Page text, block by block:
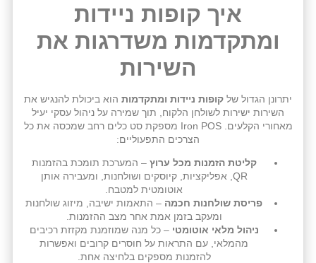
איך קופות ניידות
ומתקדמות משדרגות את
השירות
יתרונן הגדול של קופות ניידות ומתקדמות הוא ביכולת להנגיש את
השירות ישירות לשולחן הלקוח, תוך שמירה על ניהול עסקי יעיל
מאחורי הקלעים. Iron POS מספקת סט כלים רחב שמכסה את כל
הצרכים התפעוליים:
קליטת הזמנות מכל ערוץ – המערכת תומכת בהזמנות
QR, אפליקציות, קיוסקים ושולחנות, ומעבירה אותן
אוטומטית למטבח.
פריסת שולחנות חכמה – התאמות ישיבה, מיזוג שולחנות
ומעקב בזמן אמת אחר מצב ההזמנות.
ניהול מלאי אוטומטי – כל מנה שמוזמנת מקזזת רכיבים
מהמלאי, עם התראות על חוסרים קרובים ואפשרות
להזמנות מספקים בלחיצה אחת.